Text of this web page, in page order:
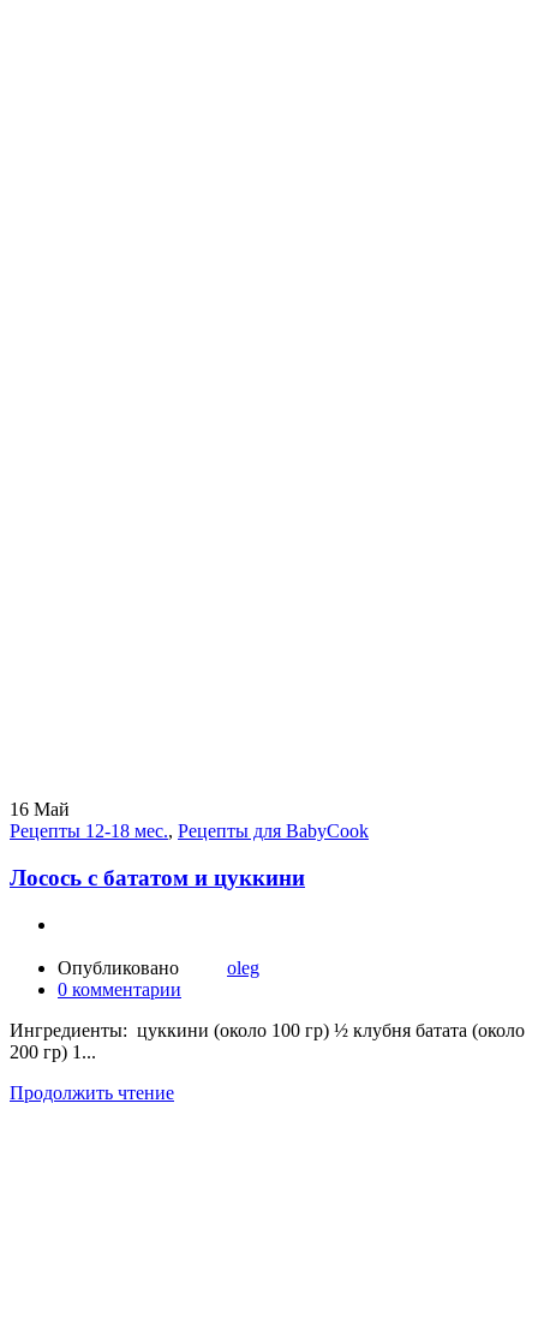
16 Май
Рецепты 12-18 мес., Рецепты для BabyCook
Лосось с бататом и цуккини
Опубликовано
oleg
0 комментарии
Ингредиенты: цуккини (около 100 гр) ½ клубня батата (около
200 гр) 1...
Продолжить чтение